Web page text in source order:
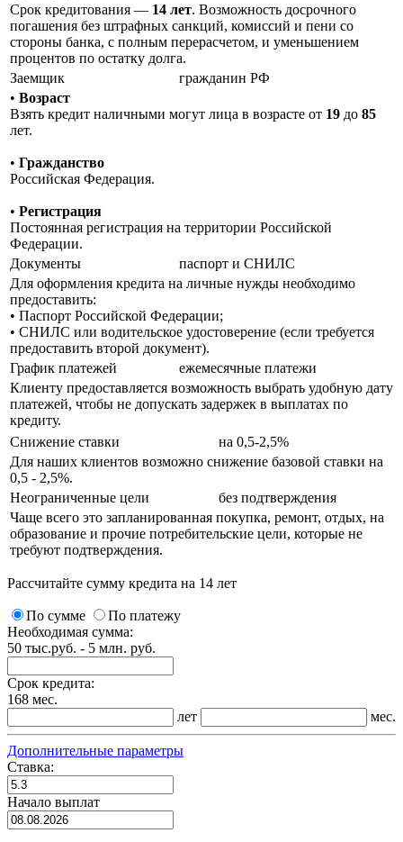
Срок кредитования — 14 лет. Возможность досрочного
погашения без штрафных санкций, комиссий и пени со
стороны банка, с полным перерасчетом, и уменьшением
процентов по остатку долга.
Заемщик
гражданин РФ
• Возраст
Взять кредит наличными могут лица в возрасте от 19 до 85
лет.
• Гражданство
Российская Федерация.
• Регистрация
Постоянная регистрация на территории Российской
Федерации.
Документы
паспорт и СНИЛС
Для оформления кредита на личные нужды необходимо
предоставить:
• Паспорт Российской Федерации;
• СНИЛС или водительское удостоверение (если требуется
предоставить второй документ).
График платежей
ежемесячные платежи
Клиенту предоставляется возможность выбрать удобную дату
платежей, чтобы не допускать задержек в выплатах по
кредиту.
Снижение ставки
на 0,5-2,5%
Для наших клиентов возможно снижение базовой ставки на
0,5 - 2,5%.
Неограниченные цели
без подтверждения
Чаще всего это запланированная покупка, ремонт, отдых, на
образование и прочие потребительские цели, которые не
требуют подтверждения.
Рассчитайте сумму кредита на 14 лет
По сумме
По платежу
Необходимая сумма:
50 тыс.руб. - 5 млн. руб.
Срок кредита:
168 мес.
лет
мес.
Дополнительные параметры
Ставка:
Начало выплат